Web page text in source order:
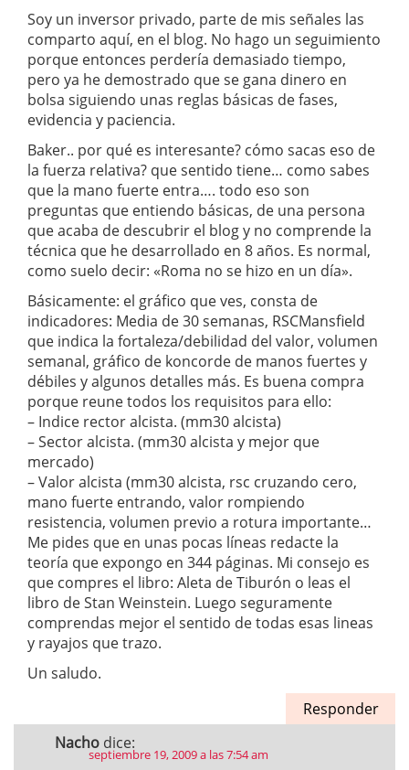
Soy un inversor privado, parte de mis señales las
comparto aquí, en el blog. No hago un seguimiento
porque entonces perdería demasiado tiempo,
pero ya he demostrado que se gana dinero en
bolsa siguiendo unas reglas básicas de fases,
evidencia y paciencia.
Baker.. por qué es interesante? cómo sacas eso de
la fuerza relativa? que sentido tiene… como sabes
que la mano fuerte entra…. todo eso son
preguntas que entiendo básicas, de una persona
que acaba de descubrir el blog y no comprende la
técnica que he desarrollado en 8 años. Es normal,
como suelo decir: «Roma no se hizo en un día».
Básicamente: el gráfico que ves, consta de
indicadores: Media de 30 semanas, RSCMansfield
que indica la fortaleza/debilidad del valor, volumen
semanal, gráfico de koncorde de manos fuertes y
débiles y algunos detalles más. Es buena compra
porque reune todos los requisitos para ello:
– Indice rector alcista. (mm30 alcista)
– Sector alcista. (mm30 alcista y mejor que
mercado)
– Valor alcista (mm30 alcista, rsc cruzando cero,
mano fuerte entrando, valor rompiendo
resistencia, volumen previo a rotura importante…
Me pides que en unas pocas líneas redacte la
teoría que expongo en 344 páginas. Mi consejo es
que compres el libro: Aleta de Tiburón o leas el
libro de Stan Weinstein. Luego seguramente
comprendas mejor el sentido de todas esas lineas
y rayajos que trazo.
Un saludo.
Responder
Nacho dice:
septiembre 19, 2009 a las 7:54 am